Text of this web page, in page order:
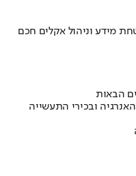
מידע וניהול אקלים חכם
הבאות
ובכירי התעשייה